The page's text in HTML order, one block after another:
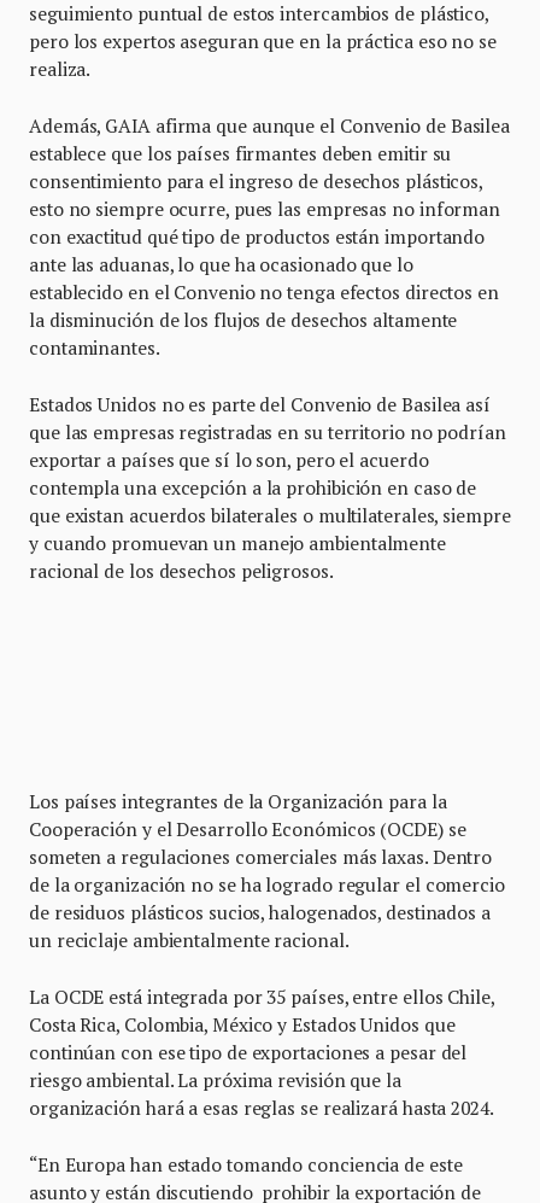
seguimiento puntual de estos intercambios de plástico,
pero los expertos aseguran que en la práctica eso no se
realiza.
Además, GAIA afirma que aunque el Convenio de Basilea
establece que los países firmantes deben emitir su
consentimiento para el ingreso de desechos plásticos,
esto no siempre ocurre, pues las empresas no informan
con exactitud qué tipo de productos están importando
ante las aduanas, lo que ha ocasionado que lo
establecido en el Convenio no tenga efectos directos en
la disminución de los flujos de desechos altamente
contaminantes.
Estados Unidos no es parte del Convenio de Basilea así
que las empresas registradas en su territorio no podrían
exportar a países que sí lo son, pero el acuerdo
contempla una excepción a la prohibición en caso de
que existan acuerdos bilaterales o multilaterales, siempre
y cuando promuevan un manejo ambientalmente
racional de los desechos peligrosos.
Los países integrantes de la Organización para la
Cooperación y el Desarrollo Económicos (OCDE) se
someten a regulaciones comerciales más laxas. Dentro
de la organización no se ha logrado regular el comercio
de residuos plásticos sucios, halogenados, destinados a
un reciclaje ambientalmente racional.
La OCDE está integrada por 35 países, entre ellos Chile,
Costa Rica, Colombia, México y Estados Unidos que
continúan con ese tipo de exportaciones a pesar del
riesgo ambiental. La próxima revisión que la
organización hará a esas reglas se realizará hasta 2024.
“En Europa han estado tomando conciencia de este
asunto y están discutiendo prohibir la exportación de